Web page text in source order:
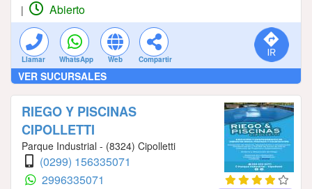
| Abierto
Llamar WhatsApp Web Compartir
VER SUCURSALES
RIEGO Y PISCINAS
CIPOLLETTI
Parque Industrial - (8324) Cipolletti
(0299) 156335071
2996335071